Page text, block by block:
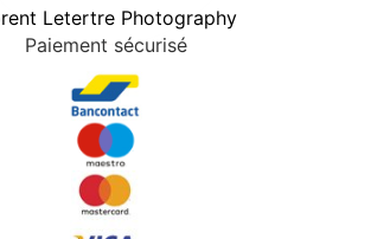
Letertre Photography
Paiement sécurisé